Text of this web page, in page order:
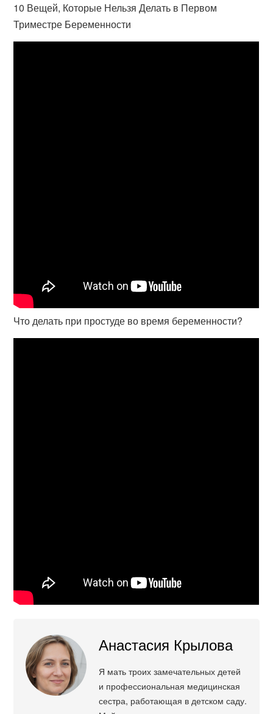
10 Вещей, Которые Нельзя Делать в Первом
Триместре Беременности
Что делать при простуде во время беременности?
Анастасия Крылова
Я мать троих замечательных детей
и профессиональная медицинская
сестра, работающая в детском саду.